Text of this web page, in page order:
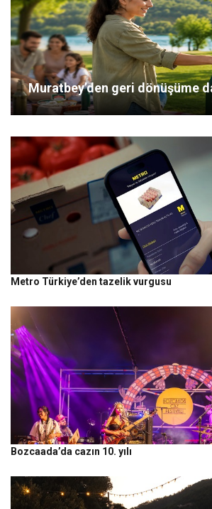
Muratbey’den geri dönüşüme
Metro Türkiye’den tazelik vurgusu
Bozcaada’da cazın 10. yılı